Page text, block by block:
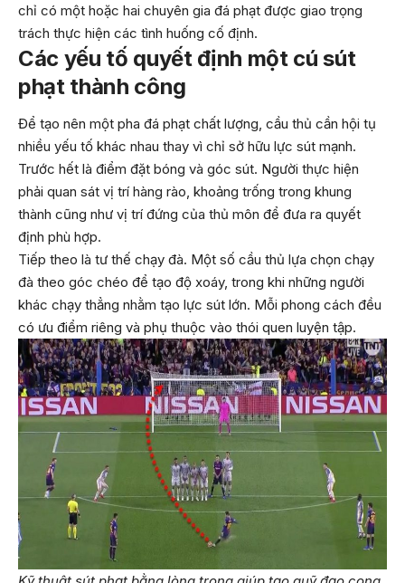
chỉ có một hoặc hai chuyên gia đá phạt được giao trọng
trách thực hiện các tình huống cố định.
Các yếu tố quyết định một cú sút
phạt thành công
Để tạo nên một pha đá phạt chất lượng, cầu thủ cần hội tụ
nhiều yếu tố khác nhau thay vì chỉ sở hữu lực sút mạnh.
Trước hết là điểm đặt bóng và góc sút. Người thực hiện
phải quan sát vị trí hàng rào, khoảng trống trong khung
thành cũng như vị trí đứng của thủ môn để đưa ra quyết
định phù hợp.
Tiếp theo là tư thế chạy đà. Một số cầu thủ lựa chọn chạy
đà theo góc chéo để tạo độ xoáy, trong khi những người
khác chạy thẳng nhằm tạo lực sút lớn. Mỗi phong cách đều
có ưu điểm riêng và phụ thuộc vào thói quen luyện tập.